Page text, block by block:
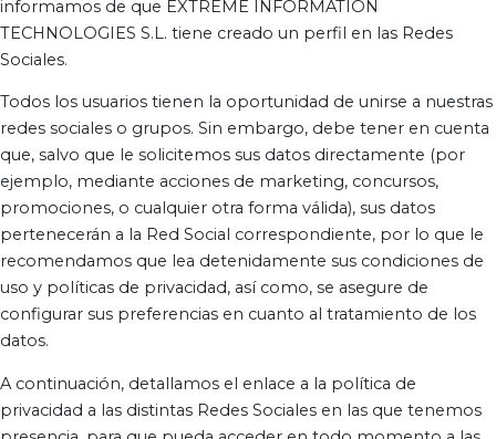
informamos de que EXTREME INFORMATION
TECHNOLOGIES S.L. tiene creado un perfil en las Redes
Sociales.
Todos los usuarios tienen la oportunidad de unirse a nuestras
redes sociales o grupos. Sin embargo, debe tener en cuenta
que, salvo que le solicitemos sus datos directamente (por
ejemplo, mediante acciones de marketing, concursos,
promociones, o cualquier otra forma válida), sus datos
pertenecerán a la Red Social correspondiente, por lo que le
recomendamos que lea detenidamente sus condiciones de
uso y políticas de privacidad, así como, se asegure de
configurar sus preferencias en cuanto al tratamiento de los
datos.
A continuación, detallamos el enlace a la política de
privacidad a las distintas Redes Sociales en las que tenemos